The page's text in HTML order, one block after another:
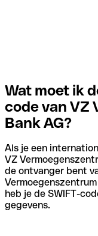
Wat moet ik
code van VZ
Bank AG?
Als je een
VZ
de ontvanger bent
heb je de SWIFT-
gegevens.